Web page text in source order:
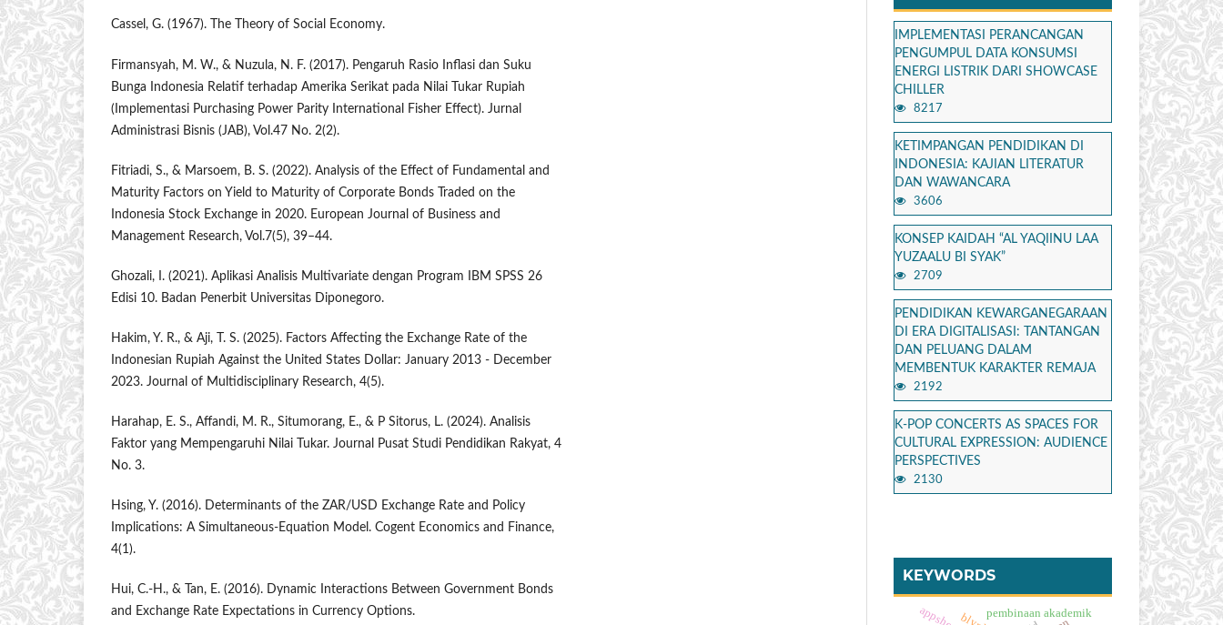
Cassel, G. (1967). The Theory of Social Economy.
Firmansyah, M. W., & Nuzula, N. F. (2017). Pengaruh Rasio Inflasi dan Suku
Bunga Indonesia Relatif terhadap Amerika Serikat pada Nilai Tukar Rupiah
(Implementasi Purchasing Power Parity International Fisher Effect). Jurnal
Administrasi Bisnis (JAB), Vol.47 No. 2(2).
Fitriadi, S., & Marsoem, B. S. (2022). Analysis of the Effect of Fundamental and
Maturity Factors on Yield to Maturity of Corporate Bonds Traded on the
Indonesia Stock Exchange in 2020. European Journal of Business and
Management Research, Vol.7(5), 39–44.
Ghozali, I. (2021). Aplikasi Analisis Multivariate dengan Program IBM SPSS 26
Edisi 10. Badan Penerbit Universitas Diponegoro.
Hakim, Y. R., & Aji, T. S. (2025). Factors Affecting the Exchange Rate of the
Indonesian Rupiah Against the United States Dollar: January 2013 - December
2023. Journal of Multidisciplinary Research, 4(5).
Harahap, E. S., Affandi, M. R., Situmorang, E., & P Sitorus, L. (2024). Analisis
Faktor yang Mempengaruhi Nilai Tukar. Journal Pusat Studi Pendidikan Rakyat, 4
No. 3.
Hsing, Y. (2016). Determinants of the ZAR/USD Exchange Rate and Policy
Implications: A Simultaneous-Equation Model. Cogent Economics and Finance,
4(1).
Hui, C.-H., & Tan, E. (2016). Dynamic Interactions Between Government Bonds
and Exchange Rate Expectations in Currency Options.
IMPLEMENTASI PERANCANGAN
PENGUMPUL DATA KONSUMSI
ENERGI LISTRIK DARI SHOWCASE
CHILLER
8217
KETIMPANGAN PENDIDIKAN DI
INDONESIA: KAJIAN LITERATUR
DAN WAWANCARA
3606
KONSEP KAIDAH “AL YAQIINU LAA
YUZAALU BI SYAK”
2709
PENDIDIKAN KEWARGANEGARAAN
DI ERA DIGITALISASI: TANTANGAN
DAN PELUANG DALAM
MEMBENTUK KARAKTER REMAJA
2192
K-POP CONCERTS AS SPACES FOR
CULTURAL EXPRESSION: AUDIENCE
PERSPECTIVES
2130
KEYWORDS
pembinaan akademik